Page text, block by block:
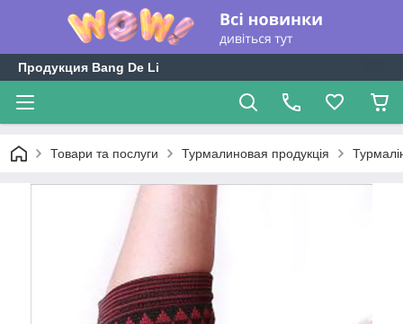
Продукция Bang De Li
Товари та послуги Турмалиновая продукція